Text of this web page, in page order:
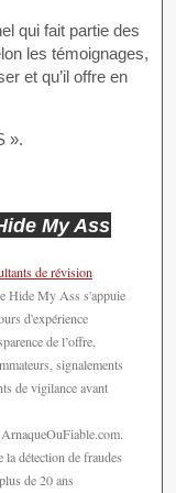
qui fait partie des
les témoignages,
et qu’il offre en
».
My Ass
de révision
Hide My Ass s'appuie
d'expérience
de l’offre,
signalements
de vigilance avant
la détection de fraudes
de 20 ans